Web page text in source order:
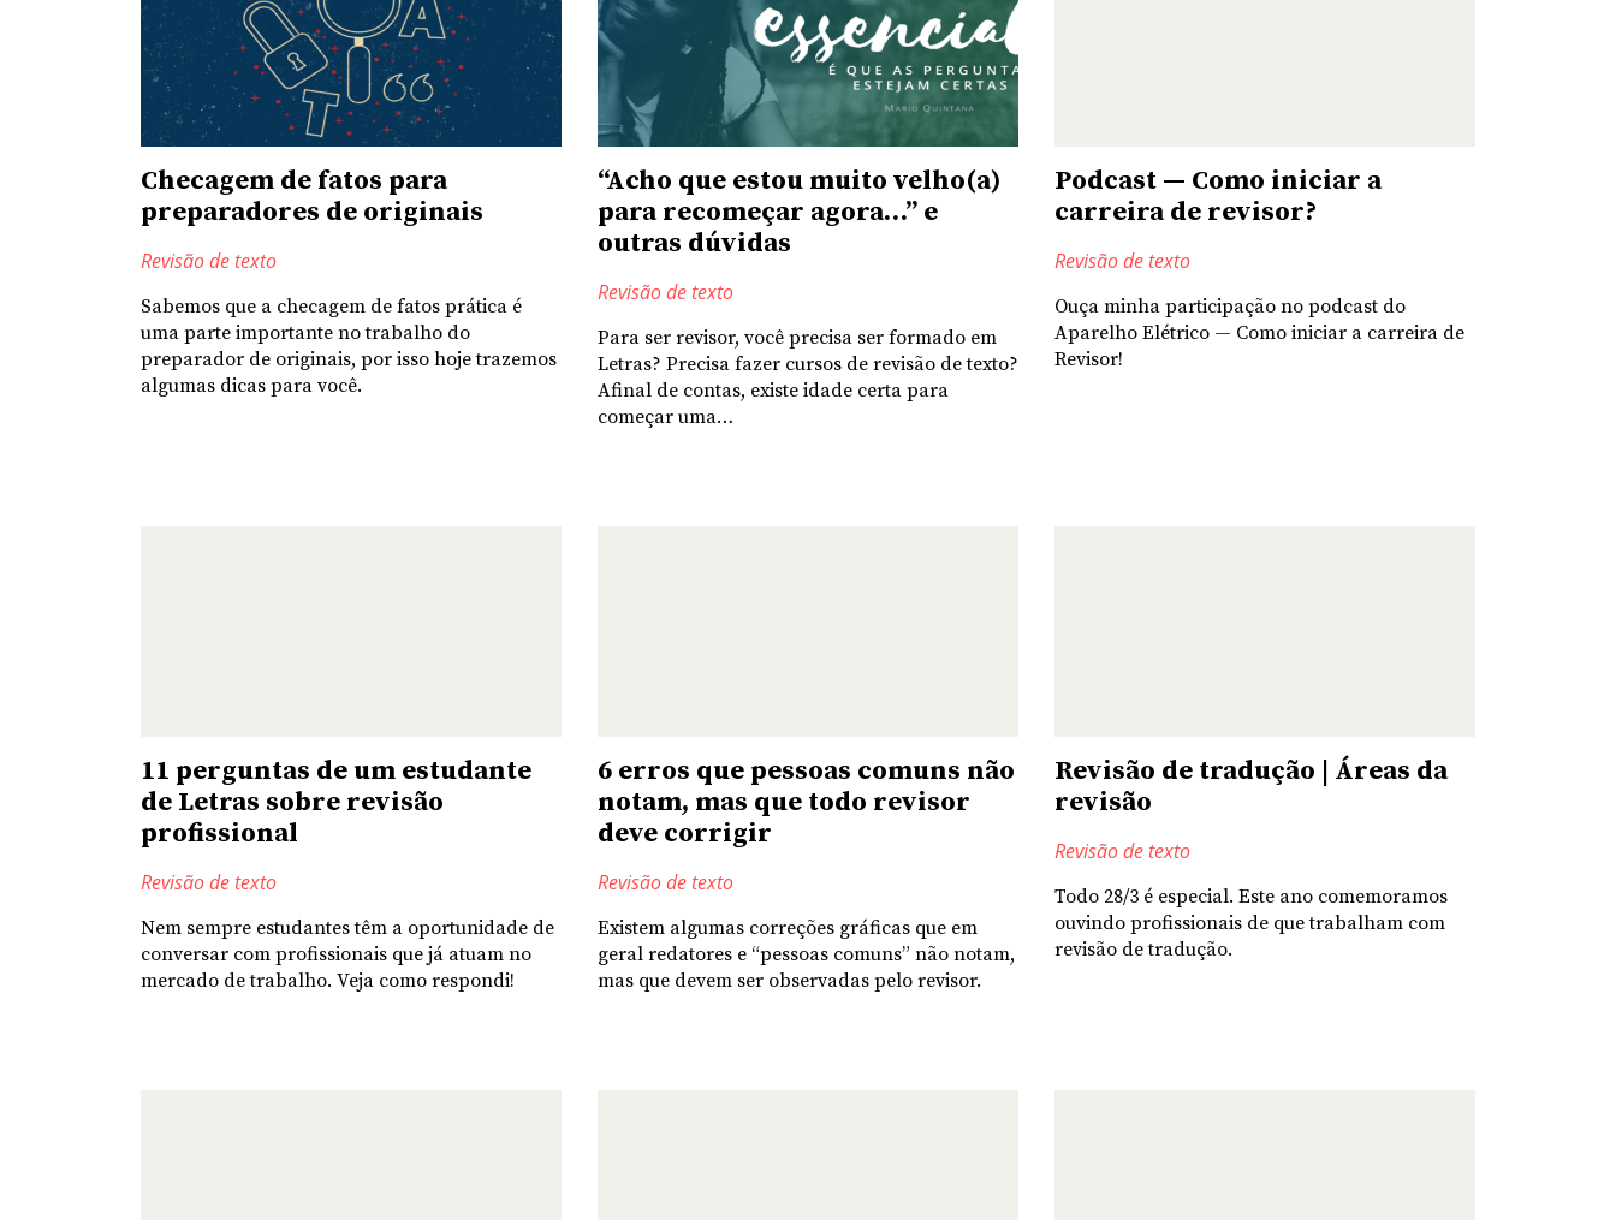
Checagem de fatos para
preparadores de originais
Revisão de texto
Sabemos que a checagem de fatos prática é
uma parte importante no trabalho do
preparador de originais, por isso hoje trazemos
algumas dicas para você.
“Acho que estou muito velho(a)
para recomeçar agora…” e
outras dúvidas
Revisão de texto
Para ser revisor, você precisa ser formado em
Letras? Precisa fazer cursos de revisão de texto?
Afinal de contas, existe idade certa para
começar uma…
Podcast — Como iniciar a
carreira de revisor?
Revisão de texto
Ouça minha participação no podcast do
Aparelho Elétrico — Como iniciar a carreira de
Revisor!
11 perguntas de um estudante
de Letras sobre revisão
profissional
Revisão de texto
Nem sempre estudantes têm a oportunidade de
conversar com profissionais que já atuam no
mercado de trabalho. Veja como respondi!
6 erros que pessoas comuns não
notam, mas que todo revisor
deve corrigir
Revisão de texto
Existem algumas correções gráficas que em
geral redatores e “pessoas comuns” não notam,
mas que devem ser observadas pelo revisor.
Revisão de tradução | Áreas da
revisão
Revisão de texto
Todo 28/3 é especial. Este ano comemoramos
ouvindo profissionais de que trabalham com
revisão de tradução.